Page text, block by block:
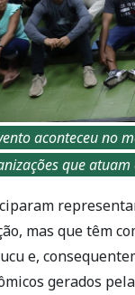
aconteceu no
que
mas que têm
e,
gerados